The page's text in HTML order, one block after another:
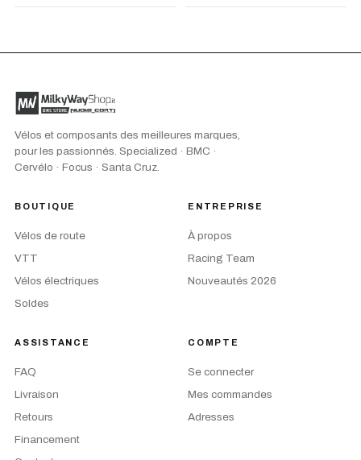
Vélos et composants des meilleures marques,
pour les passionnés. Specialized · BMC ·
Cervélo · Focus · Santa Cruz.
BOUTIQUE
Vélos de route
VTT
Vélos électriques
Soldes
ENTREPRISE
À propos
Racing Team
Nouveautés 2026
ASSISTANCE
FAQ
Livraison
Retours
Financement
COMPTE
Se connecter
Mes commandes
Adresses